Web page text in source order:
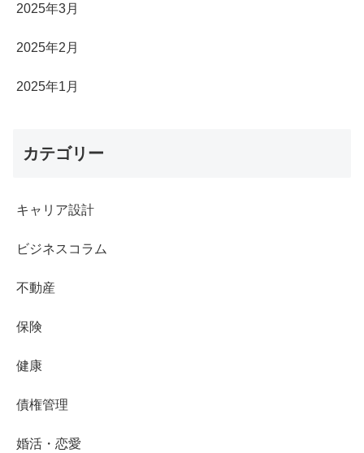
2025年3月
2025年2月
2025年1月
カテゴリー
キャリア設計
ビジネスコラム
不動産
保険
健康
債権管理
婚活・恋愛